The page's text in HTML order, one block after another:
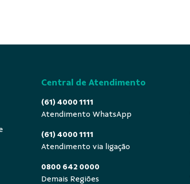
Central de Atendimento
(61) 4000 1111
Atendimento WhatsApp
(61) 4000 1111
Atendimento via ligação
0800 642 0000
Demais Regiões